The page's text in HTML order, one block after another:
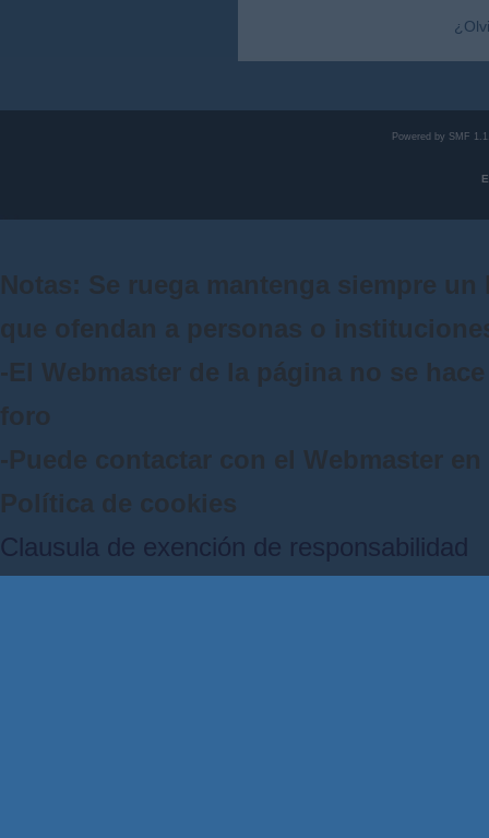
Powered by SMF
Notas: Se ruega mantenga siempre
que ofendan a personas o
-El Webmaster de la página no se
foro
-Puede contactar con el Webmaster
Política de cookies
Clausula de exención de responsabilidad